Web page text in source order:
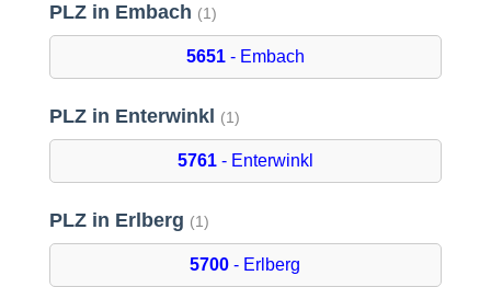
PLZ in Embach (1)
5651- Embach
PLZ in Enterwinkl (1)
5761- Enterwinkl
PLZ in Erlberg (1)
5700 - Erlberg